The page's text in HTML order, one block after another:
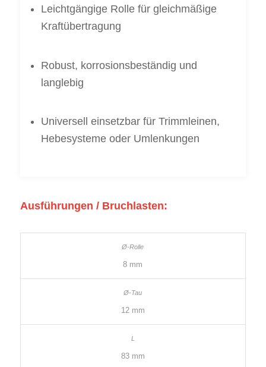
Leichtgängige Rolle für gleichmäßige
Kraftübertragung
Robust, korrosionsbeständig und
langlebig
Universell einsetzbar für Trimmleinen,
Hebesysteme oder Umlenkungen
Ausführungen / Bruchlasten:
8 mm
12 mm
83 mm